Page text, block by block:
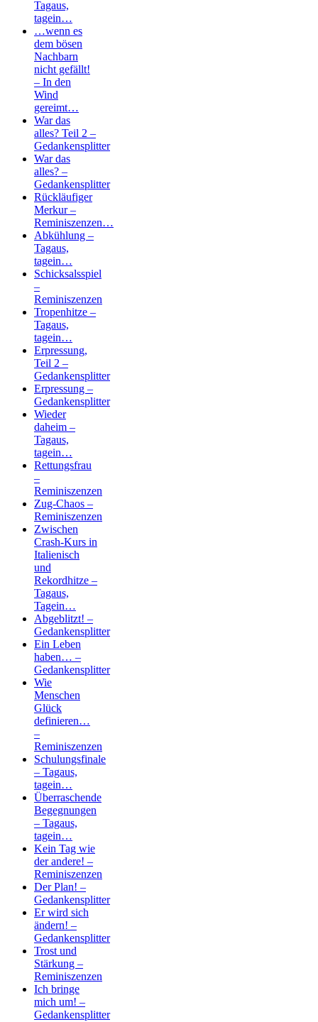
Tagaus,
tagein…
…wenn es
dem bösen
Nachbarn
nicht gefällt!
– In den
Wind
gereimt…
War das
alles? Teil 2 –
Gedankensplitter
War das
alles? –
Gedankensplitter
Rückläufiger
Merkur –
Reminiszenzen…
Abkühlung –
Tagaus,
tagein…
Schicksalsspiel
–
Reminiszenzen
Tropenhitze –
Tagaus,
tagein…
Erpressung,
Teil 2 –
Gedankensplitter
Erpressung –
Gedankensplitter
Wieder
daheim –
Tagaus,
tagein…
Rettungsfrau
–
Reminiszenzen
Zug-Chaos –
Reminiszenzen
Zwischen
Crash-Kurs in
Italienisch
und
Rekordhitze –
Tagaus,
Tagein…
Abgeblitzt! –
Gedankensplitter
Ein Leben
haben… –
Gedankensplitter
Wie
Menschen
Glück
definieren…
–
Reminiszenzen
Schulungsfinale
– Tagaus,
tagein…
Überraschende
Begegnungen
– Tagaus,
tagein…
Kein Tag wie
der andere! –
Reminiszenzen
Der Plan! –
Gedankensplitter
Er wird sich
ändern! –
Gedankensplitter
Trost und
Stärkung –
Reminiszenzen
Ich bringe
mich um! –
Gedankensplitter